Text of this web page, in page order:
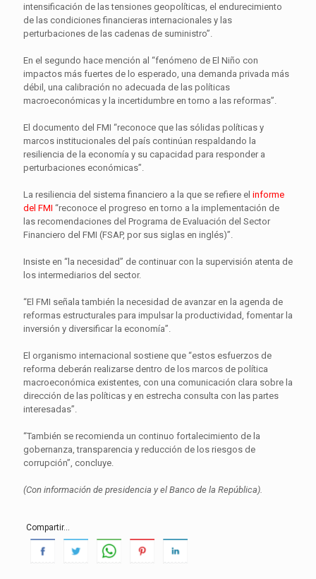
intensificación de las tensiones geopolíticas, el endurecimiento
de las condiciones financieras internacionales y las
perturbaciones de las cadenas de suministro”.
En el segundo hace mención al “fenómeno de El Niño con
impactos más fuertes de lo esperado, una demanda privada más
débil, una calibración no adecuada de las políticas
macroeconómicas y la incertidumbre en torno a las reformas”.
El documento del FMI “reconoce que las sólidas políticas y
marcos institucionales del país continúan respaldando la
resiliencia de la economía y su capacidad para responder a
perturbaciones económicas”.
La resiliencia del sistema financiero a la que se refiere el informe
del FMI “reconoce el progreso en torno a la implementación de
las recomendaciones del Programa de Evaluación del Sector
Financiero del FMI (FSAP, por sus siglas en inglés)”.
Insiste en “la necesidad” de continuar con la supervisión atenta de
los intermediarios del sector.
“El FMI señala también la necesidad de avanzar en la agenda de
reformas estructurales para impulsar la productividad, fomentar la
inversión y diversificar la economía”.
El organismo internacional sostiene que “estos esfuerzos de
reforma deberán realizarse dentro de los marcos de política
macroeconómica existentes, con una comunicación clara sobre la
dirección de las políticas y en estrecha consulta con las partes
interesadas”.
“También se recomienda un continuo fortalecimiento de la
gobernanza, transparencia y reducción de los riesgos de
corrupción”, concluye.
(Con información de presidencia y el Banco de la República).
Compartir...